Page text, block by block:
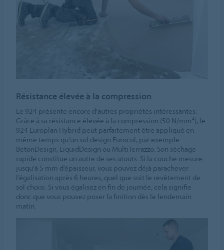
Résistance élevée à la compression
Le 924 présente encore d'autres propriétés intéressantes.
Grâce à sa résistance élevée à la compression (50 N/mm²), le
924 Europlan Hybrid peut parfaitement être appliqué en
même temps qu’un sol design Eurocol, par exemple
BetonDesign, LiquidDesign ou MultiTerrazzo. Son séchage
rapide constitue un autre de ses atouts. Si la couche mesure
jusqu'à 5 mm d’épaisseur, vous pouvez déjà parachever
l’égalisation après 6 heures, quel que soit le revêtement de
sol choisi. Si vous égalisez en fin de journée, cela signifie
donc que vous pouvez poser la finition dès le lendemain
matin.